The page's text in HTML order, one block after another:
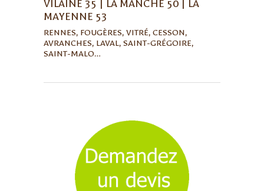
VILAINE 35 | LA MANCHE 50 | LA
MAYENNE 53
RENNES, FOUGÈRES, VITRÉ, CESSON,
AVRANCHES, LAVAL, SAINT-GRÉGOIRE,
SAINT-MALO…